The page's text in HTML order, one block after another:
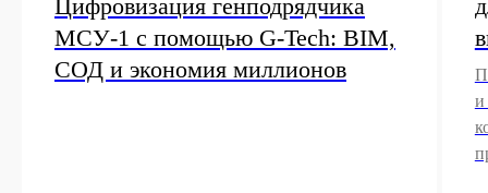
Цифровизация генподрядчика
МСУ-1 с помощью G-Tech: BIM,
СОД и экономия миллионов
и